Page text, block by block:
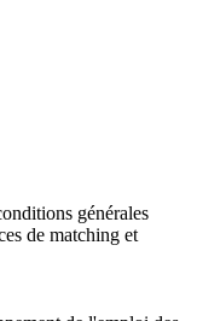
générales
de matching et